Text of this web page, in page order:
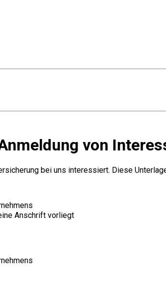
von
bei uns interessiert. Diese
Anschrift vorliegt